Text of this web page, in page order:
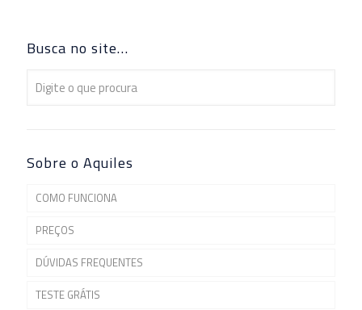
Busca no site…
Sobre o Aquiles
COMO FUNCIONA
PREÇOS
DÚVIDAS FREQUENTES
TESTE GRÁTIS